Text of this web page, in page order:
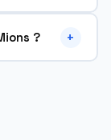
y compris nuits,
73 77.
? +